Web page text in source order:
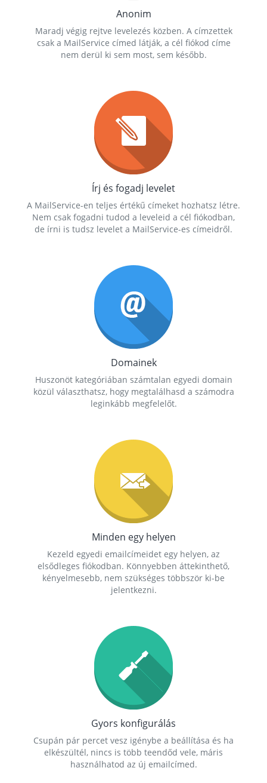
Anonim
Maradj végig rejtve levelezés közben. A címzettek
csak a MailService címed látják, a cél fiókod címe
nem derül ki sem most, sem később.
Írj és fogadj levelet
A MailService-en teljes értékű címeket hozhatsz létre.
Nem csak fogadni tudod a leveleid a cél fiókodban,
de írni is tudsz levelet a MailService-es címeidről.
Domainek
Huszonöt kategóriában számtalan egyedi domain
közül választhatsz, hogy megtalálhasd a számodra
leginkább megfelelőt.
Minden egy helyen
Kezeld egyedi emailcímeidet egy helyen, az
elsődleges fiókodban. Könnyebben áttekinthető,
kényelmesebb, nem szükséges többször ki-be
jelentkezni.
Gyors konfigurálás
Csupán pár percet vesz igénybe a beállítása és ha
elkészültél, nincs is több teendőd vele, máris
használhatod az új emailcímed.